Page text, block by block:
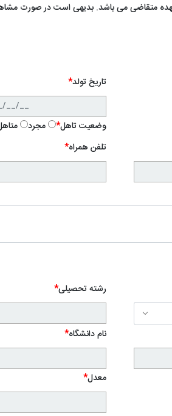
متقاضی می باشد. بدیهی است در صورت
تاریخ تولد*
وضعیت تاهل* مجرد
تلفن همراه*
رشته تحصیلی*
نام دانشگاه*
معدل*